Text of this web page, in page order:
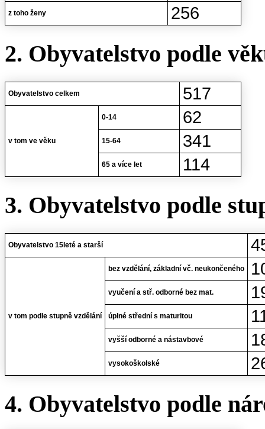
z toho ženy 256
2. Obyvatelstvo podle
Obyvatelstvo celkem 517
v tom ve věku
0-14 62
15-64 341
65 a více let 114
3. Obyvatelstvo podle
Obyvatelstvo 15leté a starší
v tom podle stupně vzdělání
bez vzdělání, základní vč. neukončeného
vyučení a stř. odborné bez mat.
úplné střední s maturitou
vyšší odborné a nástavbové
vysokoškolské
4. Obyvatelstvo podle